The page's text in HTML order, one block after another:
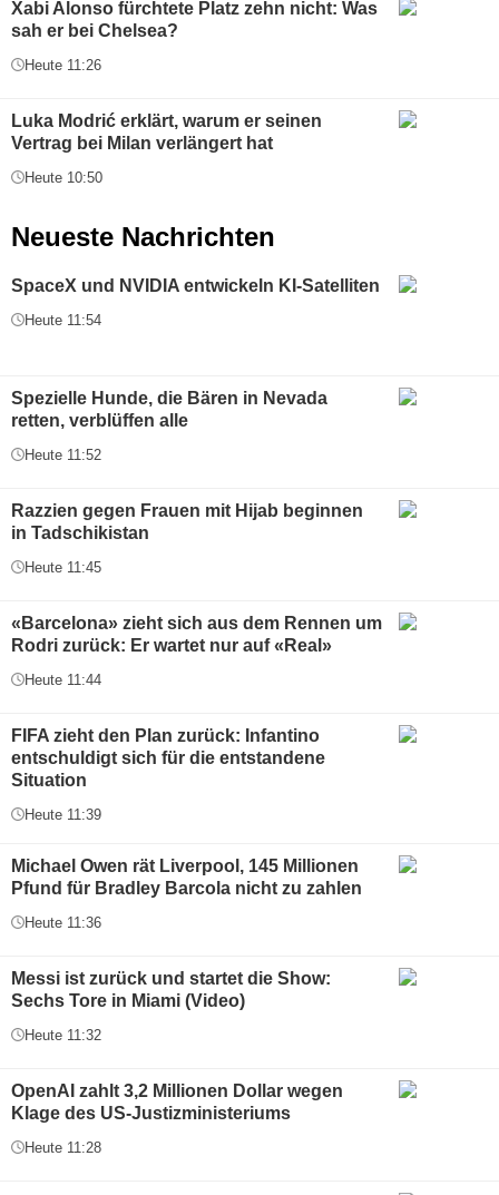
Xabi Alonso fürchtete Platz zehn nicht: Was
sah er bei Chelsea?
Heute 11:26
Luka Modrić erklärt, warum er seinen
Vertrag bei Milan verlängert hat
Heute 10:50
Neueste Nachrichten
SpaceX und NVIDIA entwickeln KI-Satelliten
Heute 11:54
Spezielle Hunde, die Bären in Nevada
retten, verblüffen alle
Heute 11:52
Razzien gegen Frauen mit Hijab beginnen
in Tadschikistan
Heute 11:45
«Barcelona» zieht sich aus dem Rennen um
Rodri zurück: Er wartet nur auf «Real»
Heute 11:44
FIFA zieht den Plan zurück: Infantino
entschuldigt sich für die entstandene
Situation
Heute 11:39
Michael Owen rät Liverpool, 145 Millionen
Pfund für Bradley Barcola nicht zu zahlen
Heute 11:36
Messi ist zurück und startet die Show:
Sechs Tore in Miami (Video)
Heute 11:32
OpenAI zahlt 3,2 Millionen Dollar wegen
Klage des US-Justizministeriums
Heute 11:28